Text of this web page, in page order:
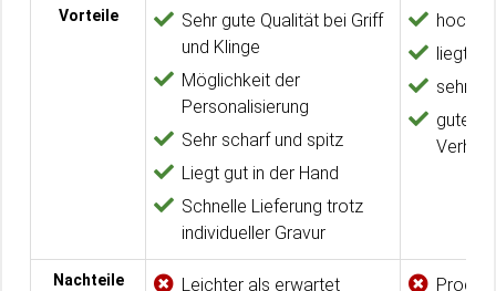
Vorteile
Sehr gute Qualität bei Griff
und Klinge
Möglichkeit der
Personalisierung
Sehr scharf und spitz
Liegt gut in der Hand
Schnelle Lieferung trotz
individueller Gravur
liegt
sehr
gute
Nachteile Leichter als erwartet